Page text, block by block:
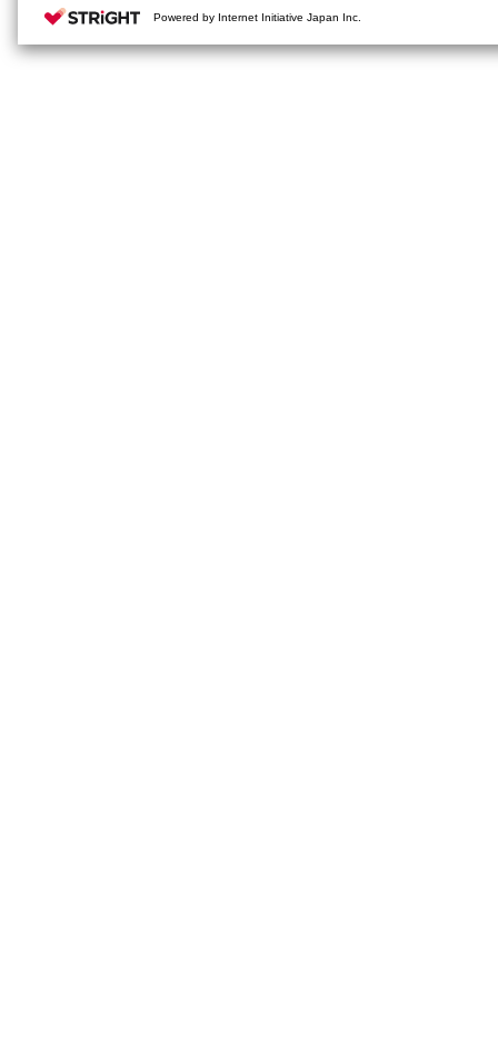
Powered by Internet Initiative Japan Inc.